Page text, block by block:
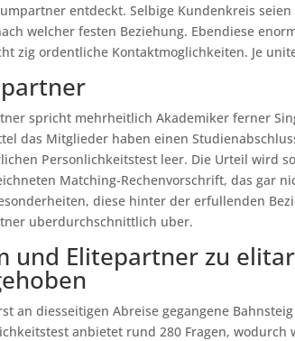
entdeckt. Selbige Kundenkreis
welcher festen Beziehung. Ebendiese
zig ordentliche Kontaktmoglichkeiten. Je
spricht mehrheitlich Akademiker ferner
das Mitglieder haben einen
Personlichkeitstest leer. Die Urteil wird
Matching-Rechenvorschrift, das gar
diese hinter der erfullenden
uberdurchschnittlich uber.
und Elitepartner zu
an diesseitigen Abreise gegangene
anbietet rund 280 Fragen,